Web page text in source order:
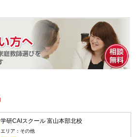
学研CAIスクール 富山本部北校
エリア：その他